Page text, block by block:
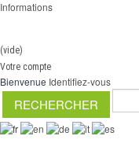
Informations
(vide)
Votre compte
Bienvenue Identifiez-vous